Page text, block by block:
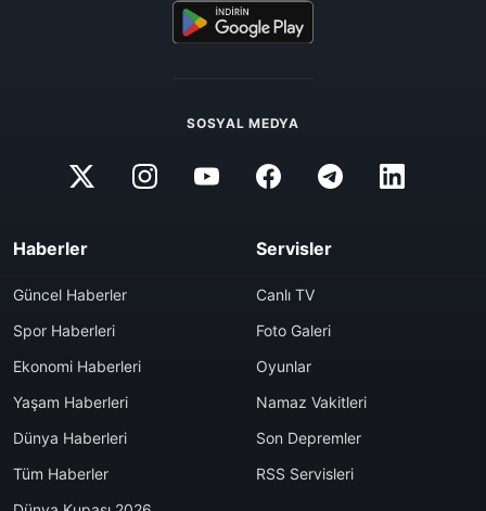
SOSYAL MEDYA
Haberler
Güncel Haberler
Spor Haberleri
Ekonomi Haberleri
Yaşam Haberleri
Dünya Haberleri
Tüm Haberler
Servisler
Canlı TV
Foto Galeri
Oyunlar
Namaz Vakitleri
Son Depremler
RSS Servisleri